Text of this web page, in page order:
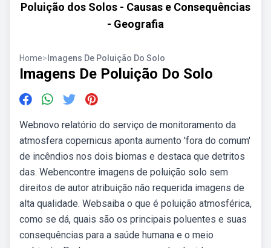
Poluição dos Solos - Causas e Consequências
- Geografia
Home> Imagens De Poluição Do Solo
Imagens De Poluição Do Solo
Webnovo relatório do serviço de monitoramento da
atmosfera copernicus aponta aumento 'fora do comum'
de incêndios nos dois biomas e destaca que detritos
das. Webencontre imagens de poluição solo sem
direitos de autor atribuição não requerida imagens de
alta qualidade. Websaiba o que é poluição atmosférica,
como se dá, quais são os principais poluentes e suas
consequências para a saúde humana e o meio